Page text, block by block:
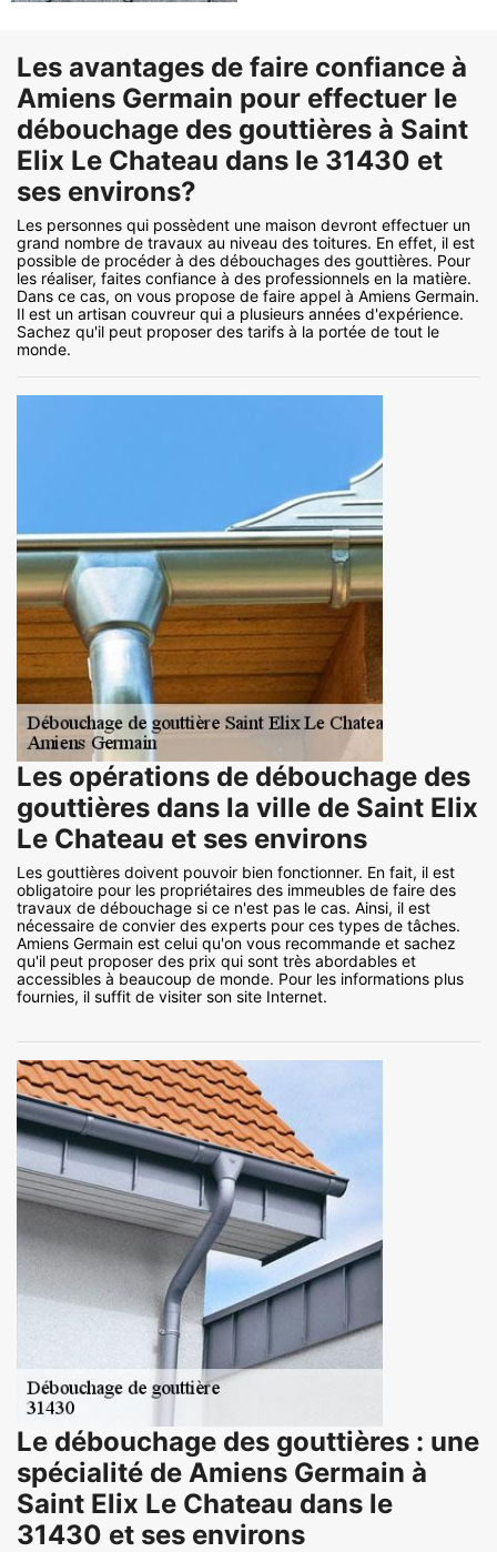
Les avantages de faire confiance à
Amiens Germain pour effectuer le
débouchage des gouttières à Saint
Elix Le Chateau dans le 31430 et
ses environs?
Les personnes qui possèdent une maison devront effectuer un
grand nombre de travaux au niveau des toitures. En effet, il est
possible de procéder à des débouchages des gouttières. Pour
les réaliser, faites confiance à des professionnels en la matière.
Dans ce cas, on vous propose de faire appel à Amiens Germain.
Il est un artisan couvreur qui a plusieurs années d'expérience.
Sachez qu'il peut proposer des tarifs à la portée de tout le
monde.
Les opérations de débouchage des
gouttières dans la ville de Saint Elix
Le Chateau et ses environs
Les gouttières doivent pouvoir bien fonctionner. En fait, il est
obligatoire pour les propriétaires des immeubles de faire des
travaux de débouchage si ce n'est pas le cas. Ainsi, il est
nécessaire de convier des experts pour ces types de tâches.
Amiens Germain est celui qu'on vous recommande et sachez
qu'il peut proposer des prix qui sont très abordables et
accessibles à beaucoup de monde. Pour les informations plus
fournies, il suffit de visiter son site Internet.
Le débouchage des gouttières : une
spécialité de Amiens Germain à
Saint Elix Le Chateau dans le
31430 et ses environs